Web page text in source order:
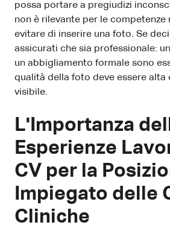
possa portare a pregiudizi
non è rilevante per le competenze
evitare di inserire una foto. Se
assicurati che sia professionale:
un abbigliamento formale sono
qualità della foto deve essere alta
visibile.
L'Importanza
Esperienze
CV per la
Impiegato delle
Cliniche